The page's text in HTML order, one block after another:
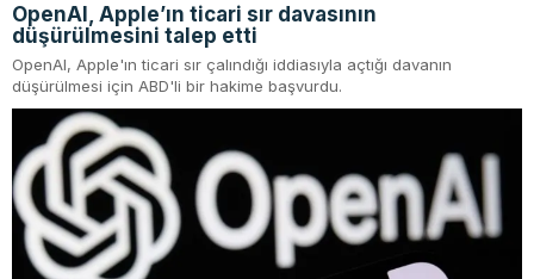
OpenAI, Apple’ın ticari sır davasının
düşürülmesini talep etti
OpenAI, Apple'ın ticari sır çalındığı iddiasıyla açtığı davanın
düşürülmesi için ABD'li bir hakime başvurdu.